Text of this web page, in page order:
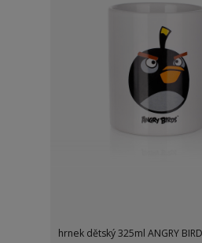
hrnek dětský 325ml ANGRY